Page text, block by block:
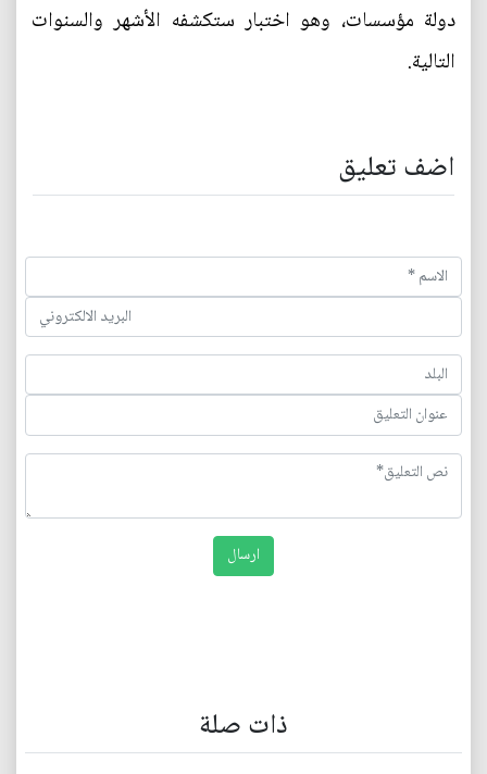
دولة مؤسسات، وهو اختبار ستكشفه الأشهر والسنوات
التالية.
اضف تعليق
ذات صلة